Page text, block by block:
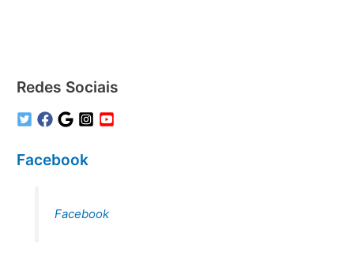
Redes Sociais
Facebook
Facebook